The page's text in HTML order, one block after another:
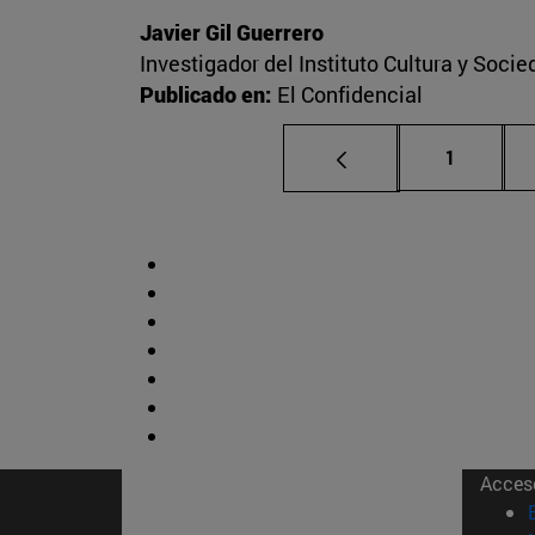
Javier Gil Guerrero
Investigador del Instituto Cultura y
Publicado en: El Confidencial
Página
1